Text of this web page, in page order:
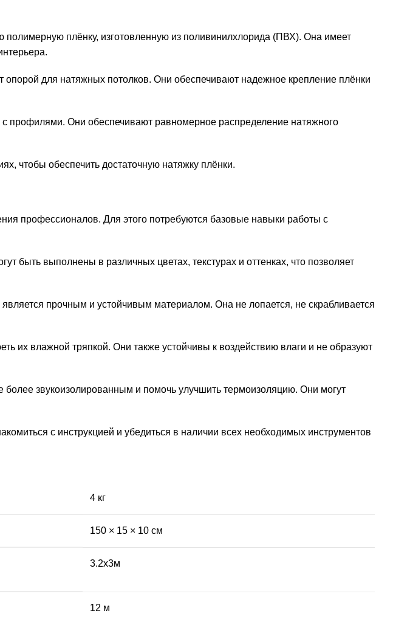
плёнку, изготовленную из поливинилхлорида (ПВХ). Она имеет
для натяжных потолков. Они обеспечивают надежное крепление плёнки
профилями. Они обеспечивают равномерное распределение натяжного
чтобы обеспечить достаточную натяжку плёнки.
профессионалов. Для этого потребуются базовые навыки работы с
быть выполнены в различных цветах, текстурах и оттенках, что позволяет
прочным и устойчивым материалом. Она не лопается, не скрабливается
их влажной тряпкой. Они также устойчивы к воздействию влаги и не образуют
звукоизолированным и помочь улучшить термоизоляцию. Они могут
с инструкцией и убедиться в наличии всех необходимых инструментов
4 кг
150 × 15 × 10 см
3.2х3м
12 м